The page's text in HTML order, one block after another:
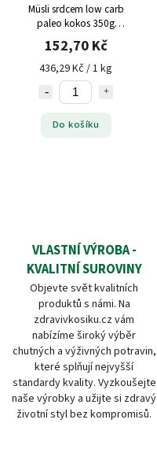
Müsli srdcem low carb
paleo kokos 350g
Topnatur bez lepku
152,70 Kč
436,29 Kč / 1 kg
Do košíku
VLASTNÍ VÝROBA -
KVALITNÍ SUROVINY
Objevte svět kvalitních
produktů s námi. Na
zdravivkosiku.cz vám
nabízíme široký výběr
chutných a výživných potravin,
které splňují nejvyšší
standardy kvality. Vyzkoušejte
naše výrobky a užijte si zdravý
životní styl bez kompromisů.